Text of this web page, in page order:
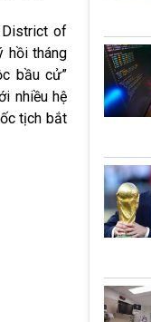
District of
hồi tháng
bầu cử”
nhiều hệ
tịch bắt